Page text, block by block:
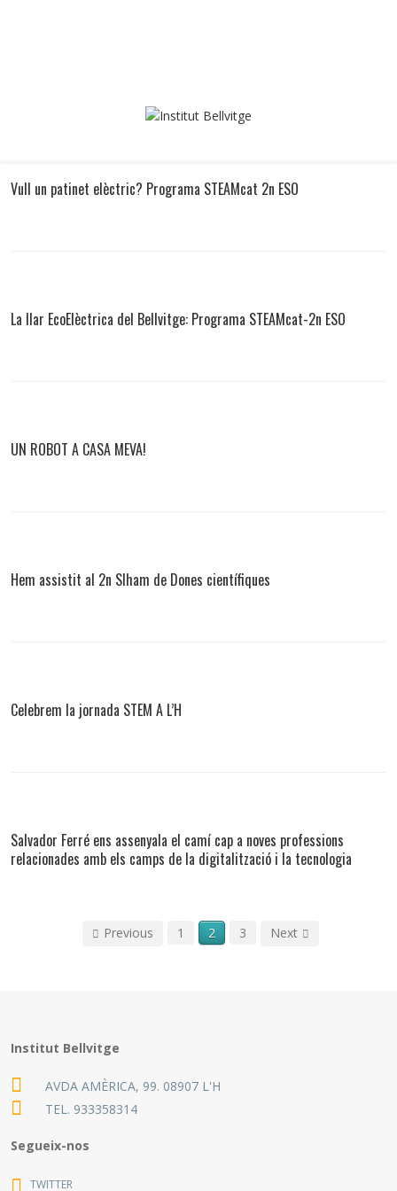
Vull un patinet elèctric? Programa STEAMcat 2n ESO
La llar EcoElèctrica del Bellvitge: Programa STEAMcat-2n ESO
UN ROBOT A CASA MEVA!
Hem assistit al 2n Slham de Dones científiques
Celebrem la jornada STEM A L’H
Salvador Ferré ens assenyala el camí cap a noves professions
relacionades amb els camps de la digitalització i la tecnologia
Previous 1 2 3 Next
Institut Bellvitge
AVDA AMÈRICA, 99. 08907 L'H
TEL. 933358314
Segueix-nos
TWITTER